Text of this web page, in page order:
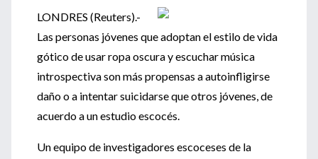
LONDRES (Reuters).-
Las personas jóvenes que adoptan el estilo de vida
gótico de usar ropa oscura y escuchar música
introspectiva son más propensas a autoinfligirse
daño o a intentar suicidarse que otros jóvenes, de
acuerdo a un estudio escocés.
Un equipo de investigadores escoceses de la